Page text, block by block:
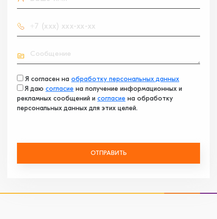
Я согласен на обработку персональных данных
Я даю согласие на получение информационных и
рекламных сообщений и согласие на обработку
персональных данных для этих целей.
ОТПРАВИТЬ